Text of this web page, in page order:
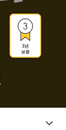
3년
보증